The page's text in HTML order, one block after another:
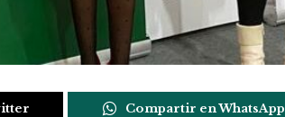
Compartir en WhatsApp